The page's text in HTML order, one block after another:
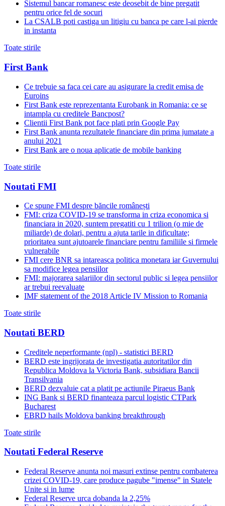
Sistemul bancar romanesc este deosebit de bine pregatit
pentru orice fel de socuri
La CSALB poti castiga un litigiu cu banca pe care l-ai pierde
in instanta
Toate stirile
First Bank
Ce trebuie sa faca cei care au asigurare la credit emisa de
Euroins
First Bank este reprezentanta Eurobank in Romania: ce se
intampla cu creditele Bancpost?
Clientii First Bank pot face plati prin Google Pay
First Bank anunta rezultatele financiare din prima jumatate a
anului 2021
First Bank are o noua aplicatie de mobile banking
Toate stirile
Noutati FMI
Ce spune FMI despre băncile românești
FMI: criza COVID-19 se transforma in criza economica si
financiara in 2020, suntem pregatiti cu 1 trilion (o mie de
miliarde) de dolari, pentru a ajuta tarile in dificultate;
prioritatea sunt ajutoarele financiare pentru familiile si firmele
vulnerabile
FMI cere BNR sa intareasca politica monetara iar Guvernului
sa modifice legea pensiilor
FMI: majorarea salariilor din sectorul public si legea pensiilor
ar trebui reevaluate
IMF statement of the 2018 Article IV Mission to Romania
Toate stirile
Noutati BERD
Creditele neperformante (npl) - statistici BERD
BERD este ingrijorata de investigatia autoritatilor din
Republica Moldova la Victoria Bank, subsidiara Bancii
Transilvania
BERD dezvaluie cat a platit pe actiunile Piraeus Bank
ING Bank si BERD finanteaza parcul logistic CTPark
Bucharest
EBRD hails Moldova banking breakthrough
Toate stirile
Noutati Federal Reserve
Federal Reserve anunta noi masuri extinse pentru combaterea
crizei COVID-19, care produce pagube "imense" in Statele
Unite si in lume
Federal Reserve urca dobanda la 2,25%